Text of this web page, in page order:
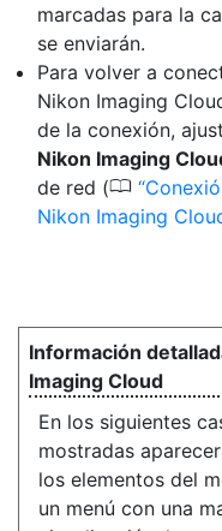
marcadas para la
se enviarán.
Para volver a
Nikon Imaging
de la conexión,
Nikon Imaging
de red (0
Nikon Imaging
Imaging Cloud
En los siguientes
mostradas
los elementos del
un menú con una